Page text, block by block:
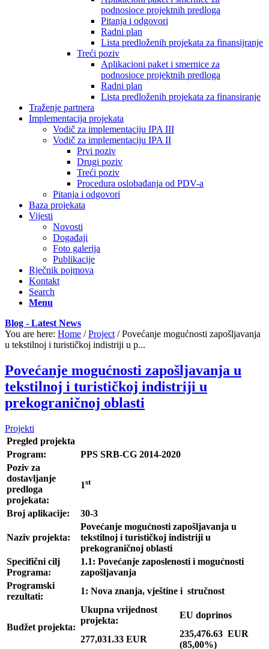
podnosioce projektnih predloga
Pitanja i odgovori
Radni plan
Lista predloženih projekata za finansijranje
Treći poziv
Aplikacioni paket i smernice za
podnosioce projektnih predloga
Radni plan
Lista predloženih projekata za finansiranje
Traženje partnera
Implementacija projekata
Vodič za implementaciju IPA III
Vodič za implementaciju IPA II
Prvi poziv
Drugi poziv
Treći poziv
Procedura oslobađanja od PDV-a
Pitanja i odgovori
Baza projekata
Vijesti
Novosti
Događaji
Foto galerija
Publikacije
Rječnik pojmova
Kontakt
Search
Menu
Blog - Latest News
You are here: Home / Project / Povećanje mogućnosti zapošljavanja
u tekstilnoj i turističkoj indistriji u p...
Povećanje mogućnosti zapošljavanja u
tekstilnoj i turističkoj indistriji u
prekograničnoj oblasti
Projekti
Pregled projekta
Program:
PPS SRB-CG 2014-2020
Poziv za
dostavljanje
predloga
projekata:
1st
Broj aplikacije: 30-3
Naziv projekta:
Povećanje mogućnosti zapošljavanja u
tekstilnoj i turističkoj indistriji u
prekograničnoj oblasti
Specifični cilj
Programa:
1.1: Povećanje zaposlenosti i mogućnosti
zapošljavanja
Programski
rezultati:
1: Nova znanja, vještine i stručnost
Budžet projekta:
Ukupna vrijednost
projekta:
EU doprinos
277,031.33 EUR
235,476.63 EUR
(85,00%)